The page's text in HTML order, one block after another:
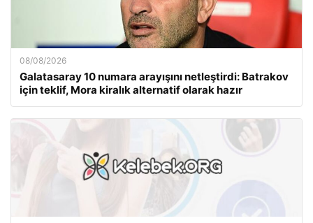
08/08/2026
Galatasaray 10 numara arayışını netleştirdi: Batrakov
için teklif, Mora kiralık alternatif olarak hazır